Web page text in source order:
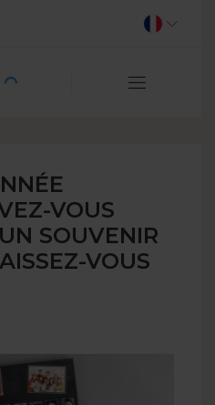
VOUS
SOUVENIR
VOUS